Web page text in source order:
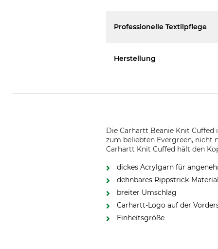
Professionelle Textilpflege
Herstellung
Die Carhartt Beanie Knit Cuffed
zum beliebten Evergreen, nicht
Carhartt Knit Cuffed hält den
dickes Acrylgarn für
dehnbares Rippstrick-
breiter Umschlag
Carhartt-Logo auf der
Einheitsgröße